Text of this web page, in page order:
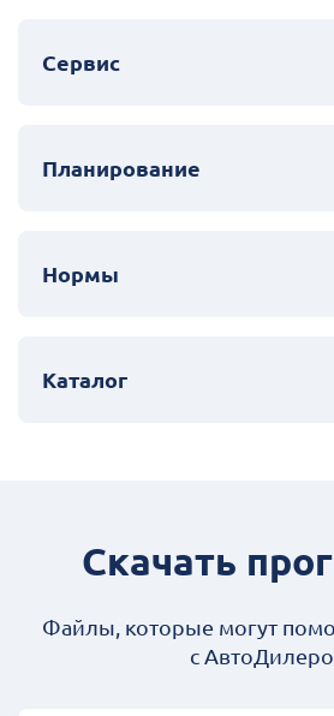
Сервис
Планирование
Нормы
Каталог
Скачать
Файлы, которые могут
с